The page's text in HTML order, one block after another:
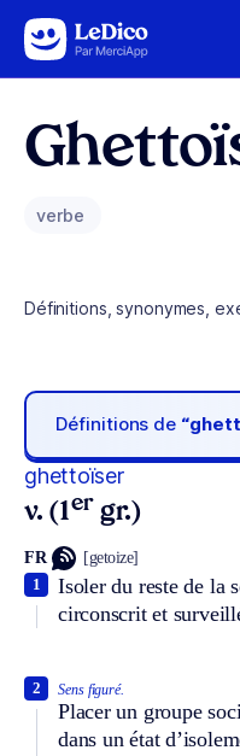
Aller au contenu
verbe
Définitions, synonymes,
Définitions de
ghettoïser
v. (1er gr.)
FR [getoize]
Isoler du reste de la
circonscrit et
1
Sens figuré.
Placer un groupe
dans un état
2